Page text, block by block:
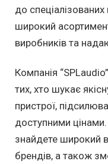
до
широкий
виробників та
Компанія
тих, хто шукає
пристрої,
доступними цінами.
знайдете широкий
брендів, а також